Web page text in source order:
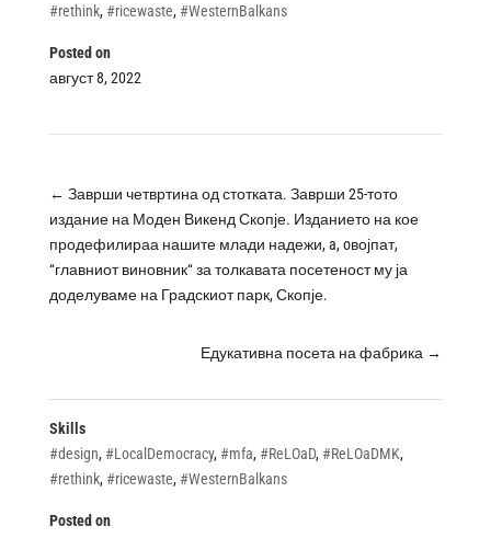
#rethink, #ricewaste, #WesternBalkans
Posted on
август 8, 2022
← Заврши четвртина од стотката. Заврши 25-тото
издание на Моден Викенд Скопје. Изданието на кое
продефилираа нашите млади надежи, a, oвојпат,
“главниот виновник“ за толкавата посетеност му ја
доделуваме на Градскиот парк, Скопје.
Едукативна посета на фабрика →
Skills
#design, #LocalDemocracy, #mfa, #ReLOaD, #ReLOaDMK,
#rethink, #ricewaste, #WesternBalkans
Posted on